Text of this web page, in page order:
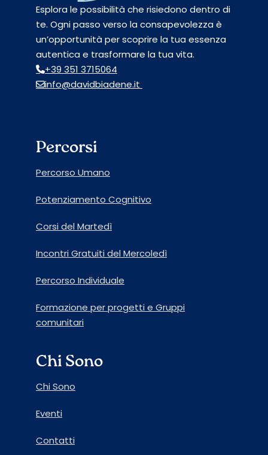
Esplora le possibilità che risiedono dentro di
te. Ogni passo verso la consapevolezza è
un’opportunità per scoprire la tua essenza
autentica e trasformare la tua vita.
+39 351 3715064
info@davidbiadene.it
Percorsi
Percorso Umano
Potenziamento Cognitivo
Corsi del Martedì
Incontri Gratuiti del Mercoledì
Percorso Individuale
Formazione per progetti e Gruppi
comunitari
Chi Sono
Chi Sono
Eventi
Contatti